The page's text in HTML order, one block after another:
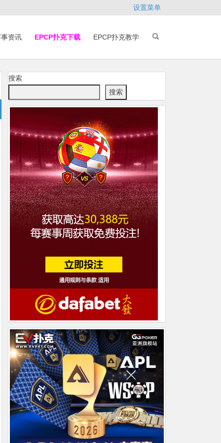
设置菜单
资讯 EPCP扑克下载 EPCP扑克教学
搜索
搜索